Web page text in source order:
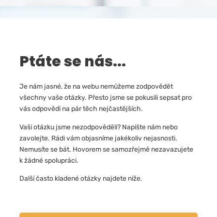
Ptáte se nás...
Je nám jasné, že na webu nemůžeme zodpovědět
všechny vaše otázky. Přesto jsme se pokusili sepsat pro
vás odpovědi na pár těch nejčastějších.
Vaši otázku jsme nezodpověděli? Napište nám nebo
zavolejte. Rádi vám objasníme jakékoliv nejasnosti.
Nemusíte se bát. Hovorem se samozřejmě nezavazujete
k žádné spolupráci.
Další často kladené otázky najdete níže.